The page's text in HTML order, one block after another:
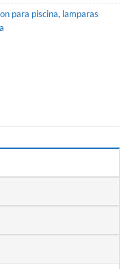
para piscina, lamparas